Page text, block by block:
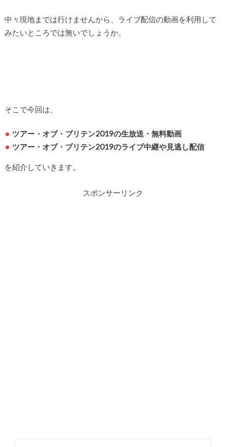
中々現地までは行けませんから、ライブ配信の動画を利用して
みたいところでは無いでしょうか。
そこで今回は、
ツアー・オブ・ブリテン2019の生放送・無料動画
ツアー・オブ・ブリテン2019のライブ中継や見逃し配信
を紹介していきます。
スポンサーリンク